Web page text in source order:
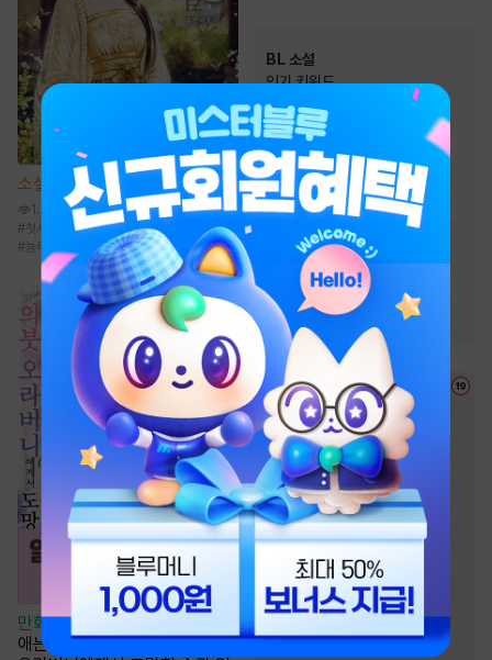
소설 가권신 [단행본]
1.2만
#첫사랑 달달물 #동양풍 #
#능력녀
만화 [일권만] 기억상실 악역 영
애는 공략 대상인 얀데레 의붓
BL 소설
인기 키워드
#상처수
강공
#연하공
순진수
#
3인칭시점 # 일상물
#첫사랑 #미인수 #능욕공
집착공 #오해/착각
단정수
사랑꾼공
미인공 #다정수 #다정공
#절륜공 #순정공